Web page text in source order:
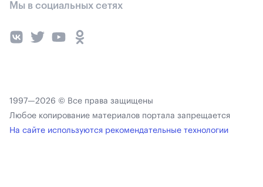
Мы в социальных сетях
1997—2026 © Все права защищены
Любое копирование материалов портала запрещается
На сайте используются рекомендательные технологии